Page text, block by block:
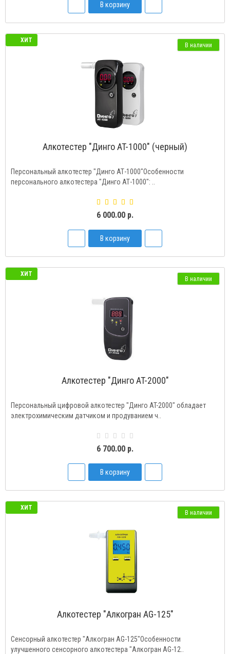
В корзину
ХИТ
В наличии
Алкотестер "Динго AT-1000" (черный)
Персональный алкотестер "Динго АТ-1000"Особенности
персонального алкотестера "Динго АТ-1000": ..
6 000.00 р.
В корзину
ХИТ
В наличии
Алкотестер "Динго AT-2000"
Персональный цифровой алкотестер "Динго AT-2000" обладает
электрохимическим датчиком и продуванием ч..
6 700.00 р.
В корзину
ХИТ
В наличии
Алкотестер "Алкогран AG-125"
Сенсорный алкотестер "Алкогран AG-125"Особенности
улучшенного сенсорного алкотестера "Алкогран AG-12..